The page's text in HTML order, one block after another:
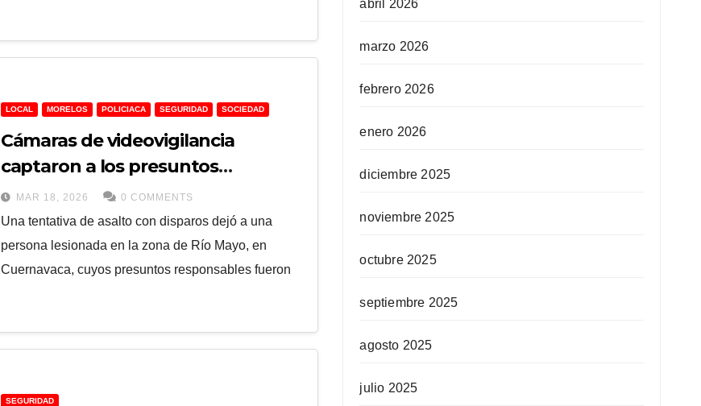
LOCAL MORELOS POLICIACA SEGURIDAD SOCIEDAD
Cámaras de videovigilancia
captaron a los presuntos
asaltantes de la Plaza Pabellón, en
Río Mayo, Cuernavaca
MAR 18, 2026 0 COMMENTS
Una tentativa de asalto con disparos dejó a una
persona lesionada en la zona de Río Mayo, en
Cuernavaca, cuyos presuntos responsables fueron
SEGURIDAD
abril 2026
marzo 2026
febrero 2026
enero 2026
diciembre 2025
noviembre 2025
octubre 2025
septiembre 2025
agosto 2025
julio 2025